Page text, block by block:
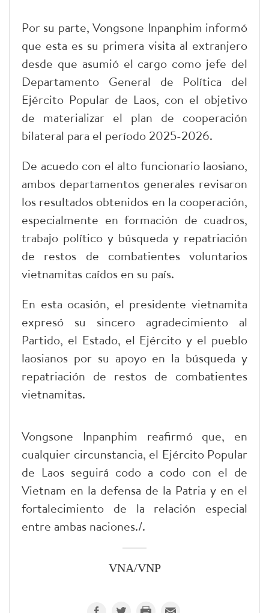
Por su parte, Vongsone Inpanphim informó
que esta es su primera visita al extranjero
desde que asumió el cargo como jefe del
Departamento General de Política del
Ejército Popular de Laos, con el objetivo
de materializar el plan de cooperación
bilateral para el período 2025-2026.
De acuedo con el alto funcionario laosiano,
ambos departamentos generales revisaron
los resultados obtenidos en la cooperación,
especialmente en formación de cuadros,
trabajo político y búsqueda y repatriación
de restos de combatientes voluntarios
vietnamitas caídos en su país.
En esta ocasión, el presidente vietnamita
expresó su sincero agradecimiento al
Partido, el Estado, el Ejército y el pueblo
laosianos por su apoyo en la búsqueda y
repatriación de restos de combatientes
vietnamitas.
Vongsone Inpanphim reafirmó que, en
cualquier circunstancia, el Ejército Popular
de Laos seguirá codo a codo con el de
Vietnam en la defensa de la Patria y en el
fortalecimiento de la relación especial
entre ambas naciones./.
VNA/VNP